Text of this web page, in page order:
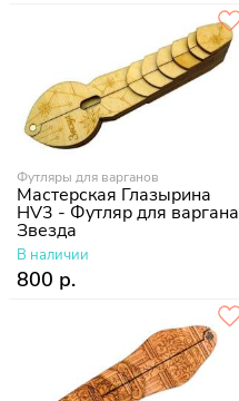
Футляры для варганов
Мастерская Глазырина
HV3 - Футляр для варгана
Звезда
В наличии
800 р.